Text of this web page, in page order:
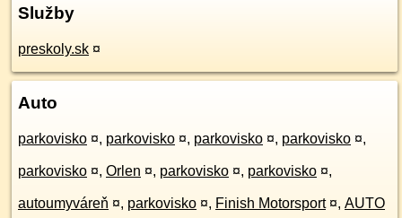
Služby
preskoly.sk ¤
Auto
parkovisko ¤, parkovisko ¤, parkovisko ¤, parkovisko ¤,
parkovisko ¤, Orlen ¤, parkovisko ¤, parkovisko ¤,
autoumyváreň ¤, parkovisko ¤, Finish Motorsport ¤, AUTO